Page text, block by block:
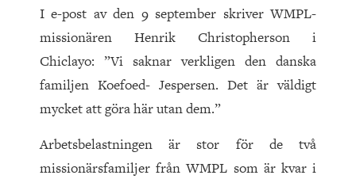
I e-post av den 9 september skriver WMPL-
missionären Henrik Christopherson i
Chiclayo: ”Vi saknar verkligen den danska
familjen Koefoed- Jespersen. Det är väldigt
mycket att göra här utan dem.”
Arbetsbelastningen är stor för de två
missionärsfamiljer från WMPL som är kvar i